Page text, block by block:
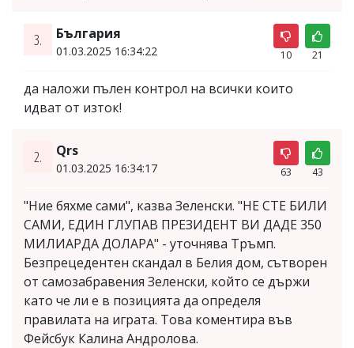
3. България
01.03.2025 16:34:22 10 21
да наложи пълен контрол на всички които
идват от изток!
2. Qrs
01.03.2025 16:34:17 63 43
"Ние бяхме сами", казва Зеленски. "НЕ СТЕ БИЛИ
САМИ, ЕДИН ГЛУПАВ ПРЕЗИДЕНТ ВИ ДАДЕ 350
МИЛИАРДА ДОЛАРА" - уточнява Тръмп.
Безпрецедентен скандал в Белия дом, сътворен
от самозабравения Зеленски, който се държи
като че ли е в позицията да определя
правилата на играта. Това коментира във
Фейсбук Калина Андролова.